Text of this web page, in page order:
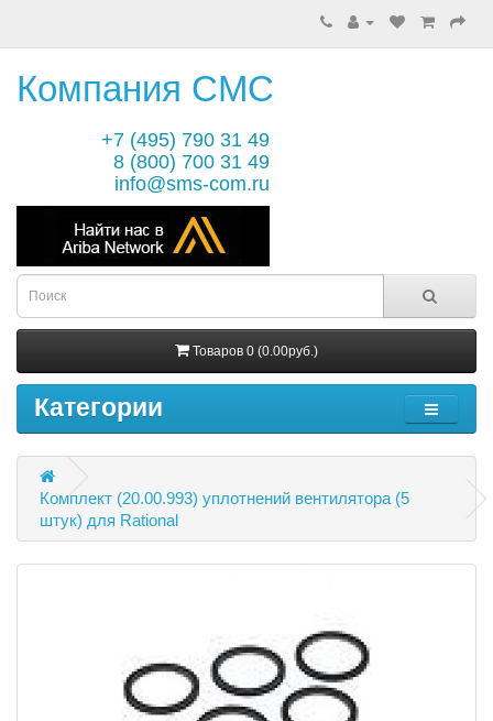
Компания СМС
+7 (495) 790 31 49
8 (800) 700 31 49
info@sms-com.ru
Товаров 0 (0.00руб.)
Категории
Комплект (20.00.993) уплотнений вентилятора (5
штук) для Rational